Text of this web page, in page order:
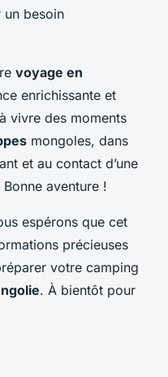
un besoin
voyage en
enrichissante et
vivre des moments
mongoles, dans
et au contact d’une
aventure !
espérons que cet
précieuses
votre camping
. À bientôt pour